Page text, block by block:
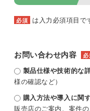
必須 は入力必須項目で
お問い合わせ内容 必
製品仕様や技術的な
様の確認など）
購入方法や導入に関
販売店のご案内、案件の